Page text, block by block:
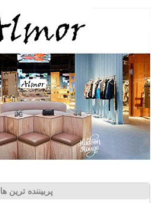
پربیننده ترین ها